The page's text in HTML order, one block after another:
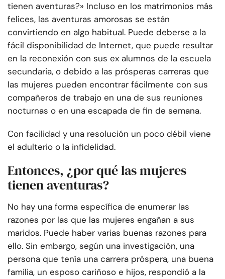
tienen aventuras?» Incluso en los matrimonios más
felices, las aventuras amorosas se están
convirtiendo en algo habitual. Puede deberse a la
fácil disponibilidad de Internet, que puede resultar
en la reconexión con sus ex alumnos de la escuela
secundaria, o debido a las prósperas carreras que
las mujeres pueden encontrar fácilmente con sus
compañeros de trabajo en una de sus reuniones
nocturnas o en una escapada de fin de semana.
Con facilidad y una resolución un poco débil viene
el adulterio o la infidelidad.
Entonces, ¿por qué las mujeres
tienen aventuras?
No hay una forma específica de enumerar las
razones por las que las mujeres engañan a sus
maridos. Puede haber varias buenas razones para
ello. Sin embargo, según una investigación, una
persona que tenía una carrera próspera, una buena
familia, un esposo cariñoso e hijos, respondió a la